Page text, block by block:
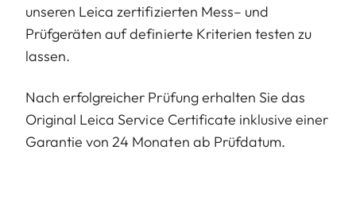
unseren Leica zertifizierten Mess– und
Prüfgeräten auf definierte Kriterien testen zu
lassen.
Nach erfolgreicher Prüfung erhalten Sie das
Original Leica Service Certificate inklusive einer
Garantie von 24 Monaten ab Prüfdatum.